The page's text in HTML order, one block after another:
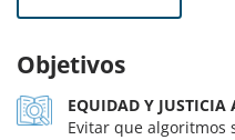
Objetivos
EQUIDAD Y JUSTICIA
Evitar que algoritmos